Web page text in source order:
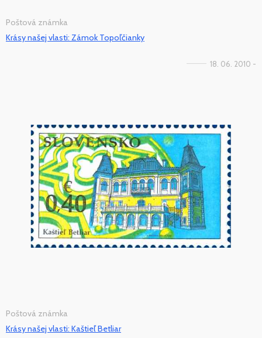
Poštová známka
Krásy našej vlasti: Zámok Topoľčianky
18. 06. 2010 -
Poštová známka
Krásy našej vlasti: Kaštieľ Betliar